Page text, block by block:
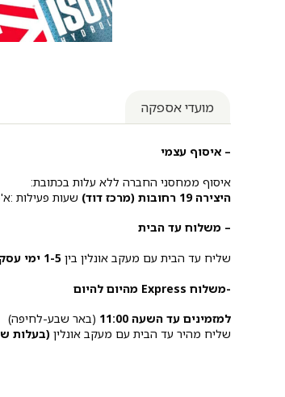
מועדי אספקה
– איסוף עצמי
איסוף ממחסני החברה ללא עלות בכתובת:
היצירה 19 רחובות (מרכז דוד)
שעות פעילות :א'-ה'
– משלוח עד הבית
שליח עד הבית עם מעקב אונלין בין 1-5 ימי עסקים
-משלוח Express מהיום להיום
למזמינים עד השעה 11:00
(באר שבע-לחיפה)
שליח מהיר עד הבית עם מעקב אונלין (בעלות של 29